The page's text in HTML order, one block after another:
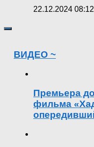
22.12.2024 08:12
ВИДЕО ~
Премьера
фильма